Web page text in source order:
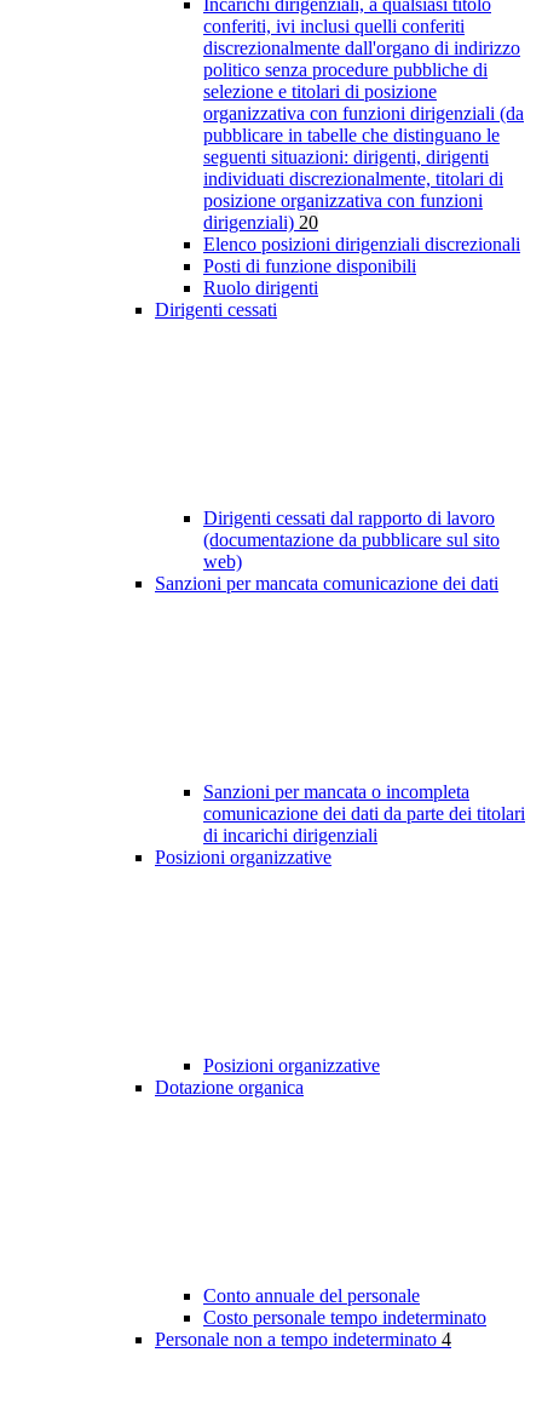
Incarichi dirigenziali, a qualsiasi titolo
conferiti, ivi inclusi quelli conferiti
discrezionalmente dall'organo di indirizzo
politico senza procedure pubbliche di
selezione e titolari di posizione
organizzativa con funzioni dirigenziali (da
pubblicare in tabelle che distinguano le
seguenti situazioni: dirigenti, dirigenti
individuati discrezionalmente, titolari di
posizione organizzativa con funzioni
dirigenziali) 20
Elenco posizioni dirigenziali discrezionali
Posti di funzione disponibili
Ruolo dirigenti
Dirigenti cessati
Dirigenti cessati dal rapporto di lavoro
(documentazione da pubblicare sul sito
web)
Sanzioni per mancata comunicazione dei dati
Sanzioni per mancata o incompleta
comunicazione dei dati da parte dei titolari
di incarichi dirigenziali
Posizioni organizzative
Posizioni organizzative
Dotazione organica
Conto annuale del personale
Costo personale tempo indeterminato
Personale non a tempo indeterminato 4